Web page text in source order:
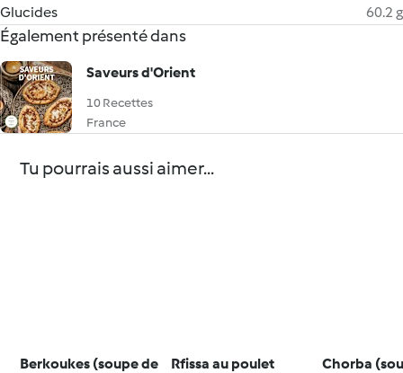
Glucides
60.2 g
Également présenté dans
Saveurs d'Orient
10 Recettes
France
Tu pourrais aussi aimer...
Berkoukes (soupe de
Rfissa au poulet
Chorba